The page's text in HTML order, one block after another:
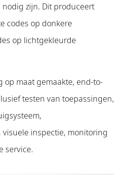
zijn. Dit produceert
codes op donkere
op lichtgekleurde
op maat gemaakte, end-to-
testen van toepassingen,
inspectie, monitoring
service.